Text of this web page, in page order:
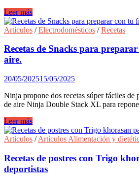
Recetas
veraniegas
elaboradas
el
chocolate
más
del
mundo.
Leer más
Artículos /Electrodomésticos /Recetas
Recetas de Snacks para
aire.
20/05/202515/05/2025
Ninja propone dos recetas súper fáciles de
de aire Ninja Double Stack XL para
Recetas
de
Snacks
preparar
con
tu
Leer más
Artículos /Artículos Alimentación y
Recetas de postres con Trigo
deportistas